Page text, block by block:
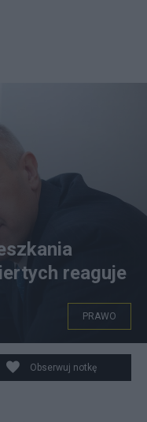
reaguje
PRAWO
Obserwuj notkę